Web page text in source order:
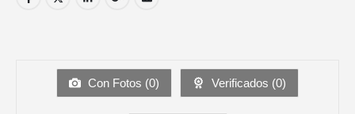
Con Fotos (0) Verificados (0)